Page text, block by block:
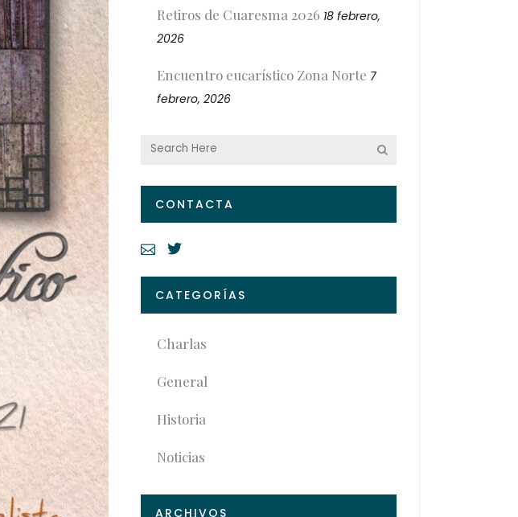
Retiros de Cuaresma 2026 18 febrero,
2026
Encuentro eucarístico Zona Norte 7
febrero, 2026
CONTACTA
CATEGORÍAS
Charlas
General
Historia
Noticias
ARCHIVOS